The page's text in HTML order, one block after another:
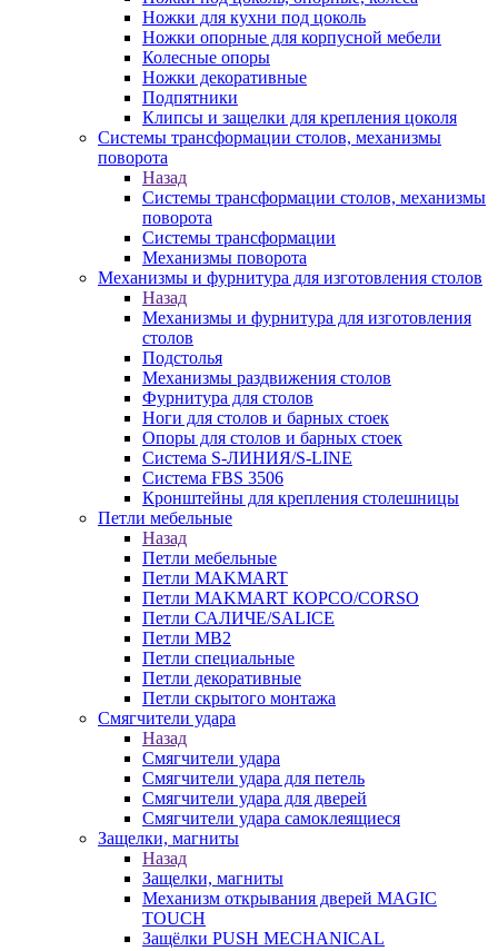
Ножки для кухни под цоколь
Ножки опорные для корпусной мебели
Колесные опоры
Ножки декоративные
Подпятники
Клипсы и защелки для крепления цоколя
Системы трансформации столов, механизмы
поворота
Назад
Системы трансформации столов, механизмы
поворота
Системы трансформации
Механизмы поворота
Механизмы и фурнитура для изготовления столов
Назад
Механизмы и фурнитура для изготовления
столов
Подстолья
Механизмы раздвижения столов
Фурнитура для столов
Ноги для столов и барных стоек
Опоры для столов и барных стоек
Система S-ЛИНИЯ/S-LINE
Система FBS 3506
Кронштейны для крепления столешницы
Петли мебельные
Назад
Петли мебельные
Петли MAKMART
Петли MAKMART КОРСО/CORSO
Петли САЛИЧЕ/SALICE
Петли MB2
Петли специальные
Петли декоративные
Петли скрытого монтажа
Смягчители удара
Назад
Смягчители удара
Смягчители удара для петель
Смягчители удара для дверей
Cмягчители удара самоклеящиеся
Защелки, магниты
Назад
Защелки, магниты
Механизм открывания дверей MAGIC
TOUCH
Защёлки PUSH MECHANICAL